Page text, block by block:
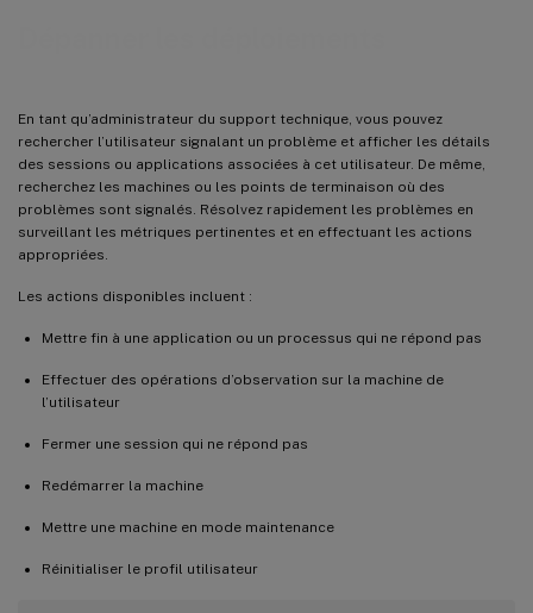
En tant qu’administrateur du support technique, vous pouvez
rechercher l’utilisateur signalant un problème et afficher les détails
des sessions ou applications associées à cet utilisateur. De même,
recherchez les machines ou les points de terminaison où des
problèmes sont signalés. Résolvez rapidement les problèmes en
surveillant les métriques pertinentes et en effectuant les actions
appropriées.
Les actions disponibles incluent :
Mettre fin à une application ou un processus qui ne répond pas
Effectuer des opérations d’observation sur la machine de
l’utilisateur
Fermer une session qui ne répond pas
Redémarrer la machine
Mettre une machine en mode maintenance
Réinitialiser le profil utilisateur